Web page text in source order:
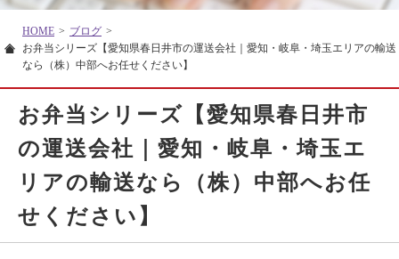
HOME > ブログ >
お弁当シリーズ【愛知県春日井市の運送会社｜愛知・岐阜・埼玉エリアの輸送
なら（株）中部へお任せください】
お弁当シリーズ【愛知県春日井市
の運送会社｜愛知・岐阜・埼玉エ
リアの輸送なら（株）中部へお任
せください】